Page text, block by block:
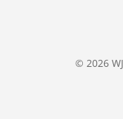
© 2026